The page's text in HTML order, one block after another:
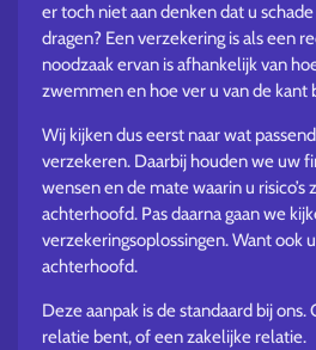
er toch niet aan denken dat u
dragen? Een verzekering is als een
noodzaak ervan is afhankelijk van
zwemmen en hoe ver u van de kant
Wij kijken dus eerst naar wat
verzekeren. Daarbij houden we uw
wensen en de mate waarin u
achterhoofd. Pas daarna gaan we
verzekeringsoplossingen. Want ook
achterhoofd.
Deze aanpak is de standaard bij
relatie bent, of een zakelijke relatie.